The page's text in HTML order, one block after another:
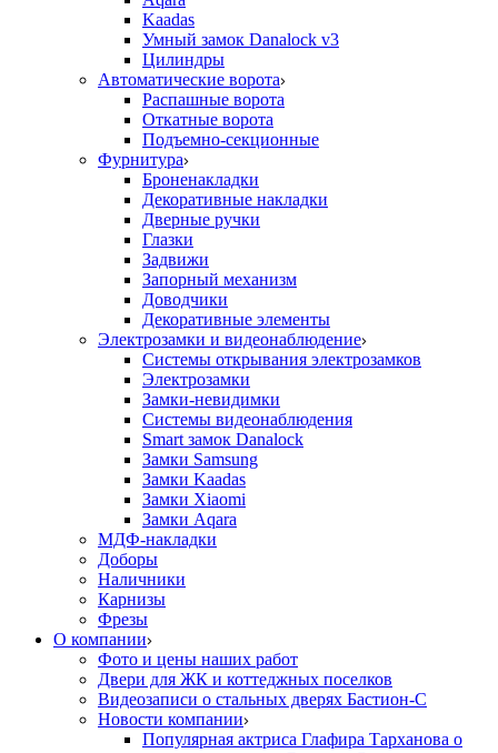
Kaadas
Умный замок Danalock v3
Цилиндры
Автоматические ворота
Распашные ворота
Откатные ворота
Подъемно-секционные
Фурнитура
Броненакладки
Декоративные накладки
Дверные ручки
Глазки
Задвижи
Запорный механизм
Доводчики
Декоративные элементы
Электрозамки и видеонаблюдение
Системы открывания электрозамков
Электрозамки
Замки-невидимки
Системы видеонаблюдения
Smart замок Danalock
Замки Samsung
Замки Kaadas
Замки Xiaomi
Замки Aqara
МДФ-накладки
Доборы
Наличники
Карнизы
Фрезы
О компании
Фото и цены наших работ
Двери для ЖК и коттеджных поселков
Видеозаписи о стальных дверях Бастион-С
Новости компании
Популярная актриса Глафира Тарханова о